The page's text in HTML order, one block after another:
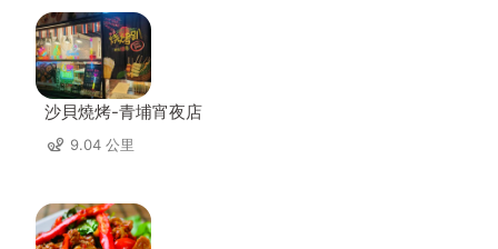
沙貝燒烤-青埔宵夜店
9.04 公里